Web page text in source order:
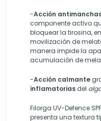
-Acción
componente activo
bloquear la tirosina,
movilización de
manera impide la
acumulación de
-Acción calmante
inflamatorias del
Filorga UV-Defence
presenta una textura